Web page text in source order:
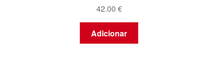
42.00 €
Adicionar